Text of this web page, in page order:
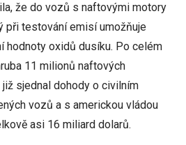
že do vozů s naftovými motory
při testování emisí umožňuje
hodnoty oxidů dusíku. Po celém
11 milionů naftových
sjednal dohody o civilním
vozů a s americkou vládou
asi 16 miliard dolarů.